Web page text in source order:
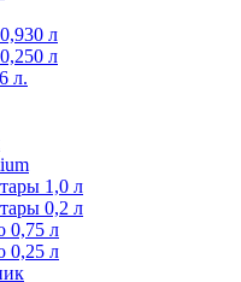
л
л
л.
1,0 л
0,2 л
0,75 л
0,25 л